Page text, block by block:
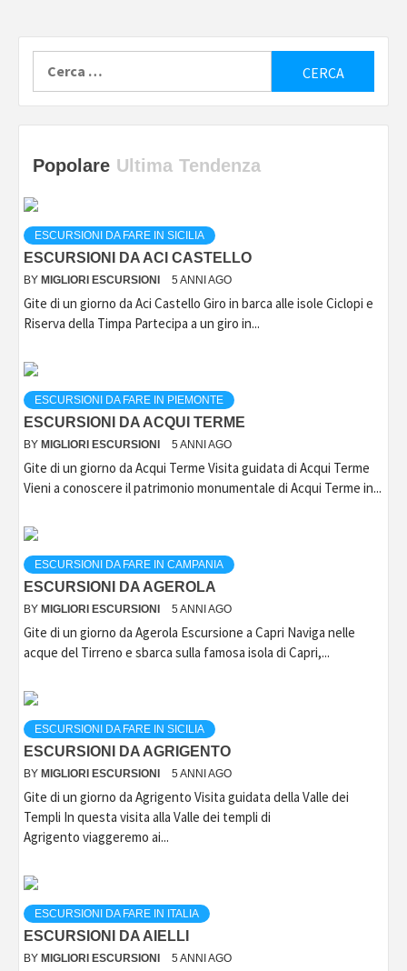
Popolare Ultima Tendenza
ESCURSIONI DA FARE IN SICILIA
ESCURSIONI DA ACI CASTELLO
BY MIGLIORI ESCURSIONI 5 ANNI AGO
Gite di un giorno da Aci Castello Giro in barca alle isole Ciclopi e
Riserva della Timpa Partecipa a un giro in...
ESCURSIONI DA FARE IN PIEMONTE
ESCURSIONI DA ACQUI TERME
BY MIGLIORI ESCURSIONI 5 ANNI AGO
Gite di un giorno da Acqui Terme Visita guidata di Acqui Terme
Vieni a conoscere il patrimonio monumentale di Acqui Terme in...
ESCURSIONI DA FARE IN CAMPANIA
ESCURSIONI DA AGEROLA
BY MIGLIORI ESCURSIONI 5 ANNI AGO
Gite di un giorno da Agerola Escursione a Capri Naviga nelle
acque del Tirreno e sbarca sulla famosa isola di Capri,...
ESCURSIONI DA FARE IN SICILIA
ESCURSIONI DA AGRIGENTO
BY MIGLIORI ESCURSIONI 5 ANNI AGO
Gite di un giorno da Agrigento Visita guidata della Valle dei
Templi In questa visita alla Valle dei templi di
Agrigento viaggeremo ai...
ESCURSIONI DA FARE IN ITALIA
ESCURSIONI DA AIELLI
BY MIGLIORI ESCURSIONI 5 ANNI AGO